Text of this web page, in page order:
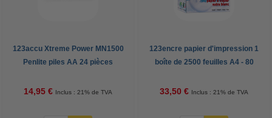
123accu Xtreme Power MN1500
Penlite piles AA 24 pièces
14,95 € Inclus : 21% de TVA
123encre papier d'impression 1
boîte de 2500 feuilles A4 - 80
33,50 € Inclus : 21% de TVA